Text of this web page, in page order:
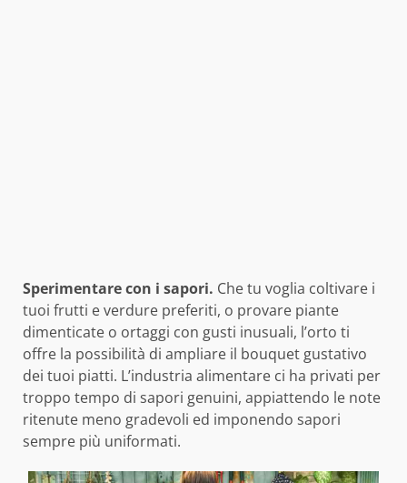
Sperimentare con i sapori. Che tu voglia coltivare i
tuoi frutti e verdure preferiti, o provare piante
dimenticate o ortaggi con gusti inusuali, l’orto ti
offre la possibilità di ampliare il bouquet gustativo
dei tuoi piatti. L’industria alimentare ci ha privati per
troppo tempo di sapori genuini, appiattendo le note
ritenute meno gradevoli ed imponendo sapori
sempre più uniformati.